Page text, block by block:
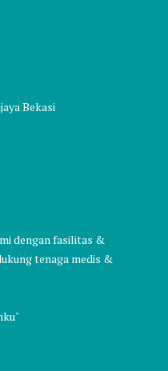
Bekasi
dengan fasilitas &
tenaga medis &